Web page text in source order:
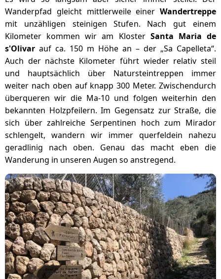
Wanderpfad gleicht mittlerweile einer Wandertreppe
mit unzähligen steinigen Stufen. Nach gut einem
Kilometer kommen wir am Kloster Santa Maria de
s'Olivar auf ca. 150 m Höhe an – der „Sa Capelleta“.
Auch der nächste Kilometer führt wieder relativ steil
und hauptsächlich über Natursteintreppen immer
weiter nach oben auf knapp 300 Meter. Zwischendurch
überqueren wir die Ma-10 und folgen weiterhin den
bekannten Holzpfeilern. Im Gegensatz zur Straße, die
sich über zahlreiche Serpentinen hoch zum Mirador
schlengelt, wandern wir immer querfeldein nahezu
geradlinig nach oben. Genau das macht eben die
Wanderung in unseren Augen so anstregend.